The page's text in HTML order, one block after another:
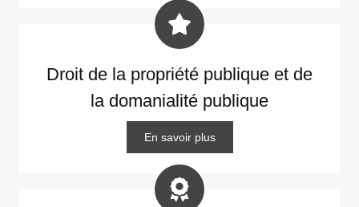
Droit de la propriété publique et de
la domanialité publique
En savoir plus